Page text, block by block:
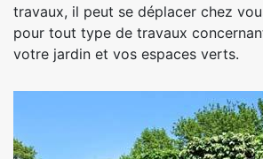
travaux, il peut se déplacer chez
pour tout type de travaux
votre jardin et vos espaces verts.